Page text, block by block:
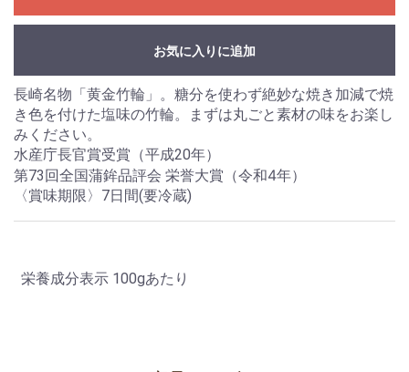
お気に入りに追加
長崎名物「黄金竹輪」。糖分を使わず絶妙な焼き加減で焼
き色を付けた塩味の竹輪。まずは丸ごと素材の味をお楽し
みください。
水産庁長官賞受賞（平成20年）
第73回全国蒲鉾品評会 栄誉大賞 （令和4年）
〈賞味期限〉7日間(要冷蔵)
栄養成分表示 100gあたり